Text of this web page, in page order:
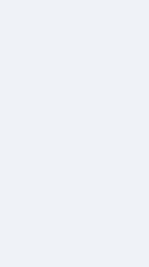
を毎日食べたらどうな
き（掻巻き）超完全ガ
版】掛け布団の選び方“
ストステッパー】ハン